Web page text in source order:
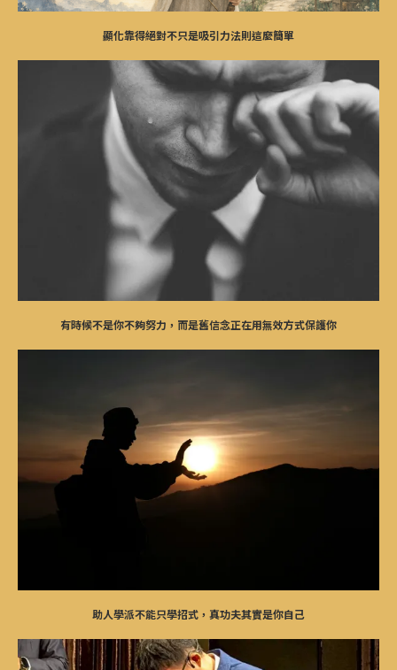
顯化靠得絕對不只是吸引力法則這麼簡單
有時候不是你不夠努力，而是舊信念正在用無效方式保護你
助人學派不能只學招式，真功夫其實是你自己